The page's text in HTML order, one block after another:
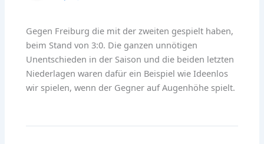
Gegen Freiburg die mit der zweiten gespielt haben,
beim Stand von 3:0. Die ganzen unnötigen
Unentschieden in der Saison und die beiden letzten
Niederlagen waren dafür ein Beispiel wie Ideenlos
wir spielen, wenn der Gegner auf Augenhöhe spielt.